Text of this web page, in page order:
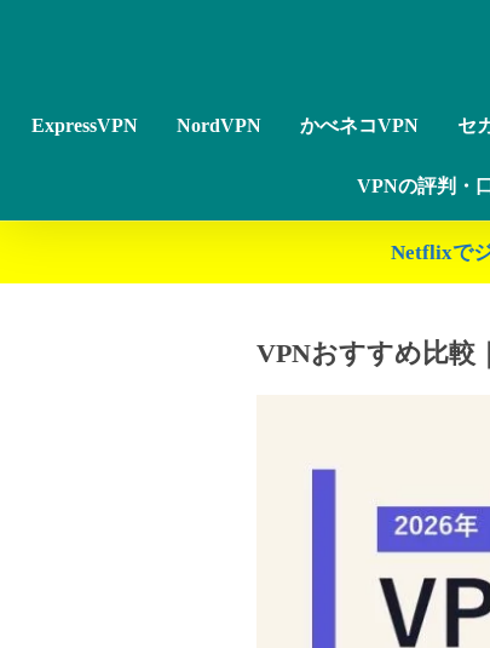
ExpressVPN NordVPN かべネコVPN セ
VPNの評判・
Netflixで
VPNおすすめ比較